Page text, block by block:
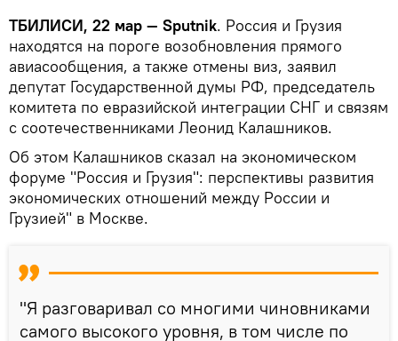
ТБИЛИСИ, 22 мар — Sputnik. Россия и Грузия
находятся на пороге возобновления прямого
авиасообщения, а также отмены виз, заявил
депутат Государственной думы РФ, председатель
комитета по евразийской интеграции СНГ и связям
с соотечественниками Леонид Калашников.
Об этом Калашников сказал на экономическом
форуме "Россия и Грузия": перспективы развития
экономических отношений между России и
Грузией" в Москве.
"Я разговаривал со многими чиновниками
самого высокого уровня, в том числе по